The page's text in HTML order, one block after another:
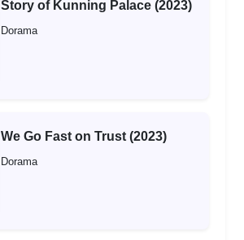
Story of Kunning Palace (2023)
Dorama
We Go Fast on Trust (2023)
Dorama